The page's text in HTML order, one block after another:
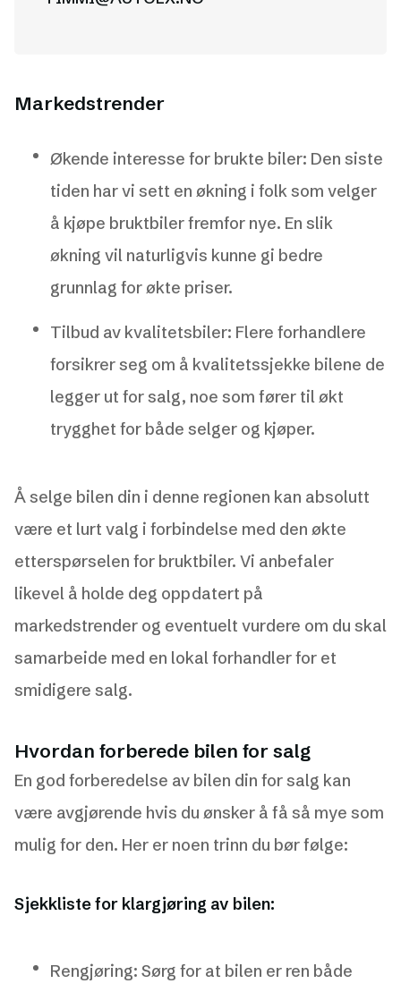
Markedstrender
Økende interesse for brukte biler: Den siste
tiden har vi sett en økning i folk som velger
å kjøpe bruktbiler fremfor nye. En slik
økning vil naturligvis kunne gi bedre
grunnlag for økte priser.
Tilbud av kvalitetsbiler: Flere forhandlere
forsikrer seg om å kvalitetssjekke bilene de
legger ut for salg, noe som fører til økt
trygghet for både selger og kjøper.
Å selge bilen din i denne regionen kan absolutt
være et lurt valg i forbindelse med den økte
etterspørselen for bruktbiler. Vi anbefaler
likevel å holde deg oppdatert på
markedstrender og eventuelt vurdere om du skal
samarbeide med en lokal forhandler for et
smidigere salg.
Hvordan forberede bilen for salg
En god forberedelse av bilen din for salg kan
være avgjørende hvis du ønsker å få så mye som
mulig for den. Her er noen trinn du bør følge:
Sjekkliste for klargjøring av bilen:
Rengjøring: Sørg for at bilen er ren både